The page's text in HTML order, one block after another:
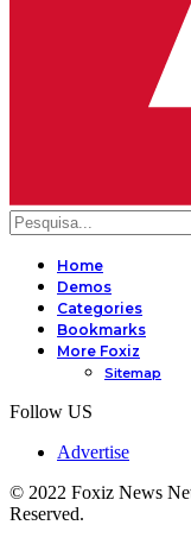
Home
Demos
Categories
Bookmarks
More Foxiz
Sitemap
Follow US
Advertise
© 2022 Foxiz News
Reserved.